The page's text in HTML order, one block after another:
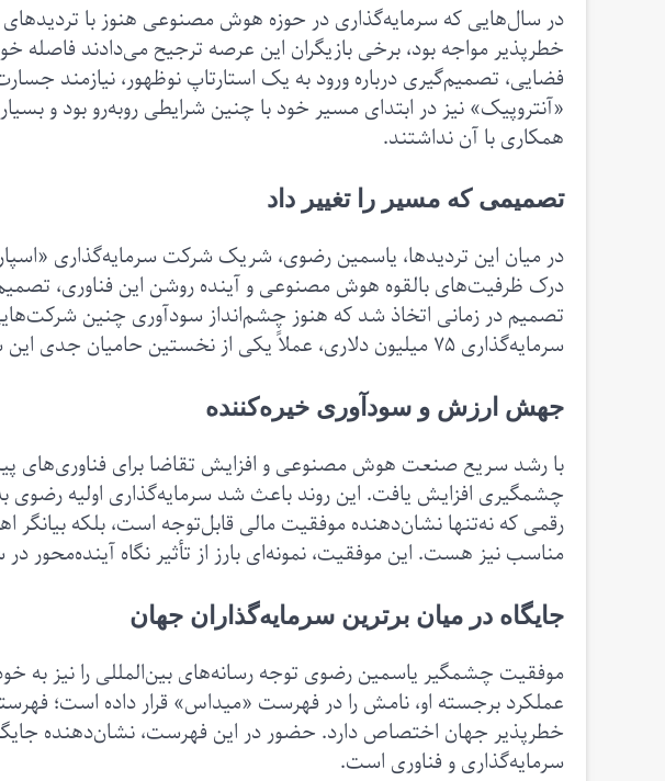
در سال‌هایی که سرمایه‌گذاری در حوزه هوش مصنوعی هنوز با
خطرپذیر مواجه بود، برخی بازیگران این عرصه ترجیح می‌دادند فاصله
فضایی، تصمیم‌گیری درباره ورود به یک استارتاپ نوظهور، نیازمند
«آنتروپیک» نیز در ابتدای مسیر خود با چنین شرایطی روبه‌رو بود و
همکاری با آن نداشتند.
تصمیمی که مسیر را تغییر داد
در میان این تردیدها، یاسمین رضوی، شریک شرکت سرمایه‌گذاری
درک ظرفیت‌های بالقوه هوش مصنوعی و آینده‌ روشن این فناوری،
تصمیم در زمانی اتخاذ شد که هنوز چشم‌انداز سودآوری چنین
سرمایه‌گذاری ۷۵ میلیون دلاری، عملاً یکی از نخستین حامیان جدی این شرکت به شمار آمد.
جهش ارزش و سودآوری خیره‌کننده
با رشد سریع صنعت هوش مصنوعی و افزایش تقاضا برای فناوری‌های
رقمی که نه‌تنها نشان‌دهنده موفقیت مالی قابل‌توجه است، بلکه
مناسب نیز هست. این موفقیت، نمونه‌ای بارز از تأثیر نگاه
جایگاه در میان برترین سرمایه‌گذاران جهان
موفقیت چشمگیر یاسمین رضوی توجه رسانه‌های بین‌المللی را نیز به
عملکرد برجسته او، نامش را در فهرست «میداس» قرار داده است؛
خطرپذیر جهان اختصاص دارد. حضور در این فهرست، نشان‌دهنده
سرمایه‌گذاری و فناوری است.